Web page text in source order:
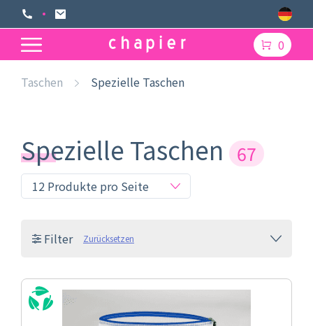
0
Taschen Spezielle Taschen
Spezielle Taschen 67
Filter Zurücksetzen